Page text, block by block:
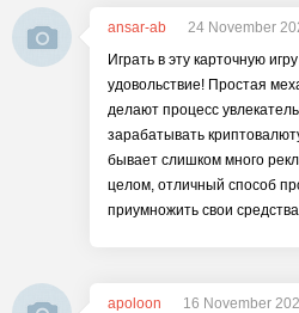
ansar-ab
24 November
Играть в эту карточную
удовольствие! Простая
делают процесс
зарабатывать
бывает слишком много
целом, отличный способ
приумножить свои
apoloon
16 November